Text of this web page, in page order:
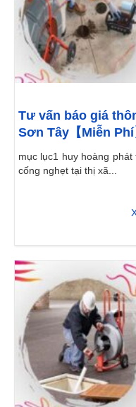
Tư vấn báo giá
Sơn Tây【Miễn Phí
mục lục1 huy hoàng
cống nghẹt tại thị xã...